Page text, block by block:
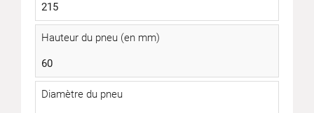
215
Hauteur du pneu (en mm)
60
Diamètre du pneu